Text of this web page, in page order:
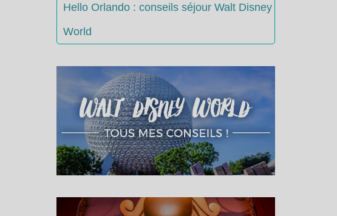
Hello Orlando : conseils séjour Walt Disney
World